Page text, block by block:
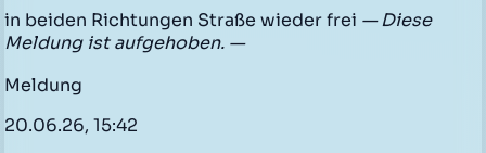
in beiden Richtungen Straße wieder frei — Diese
Meldung ist aufgehoben. —
Meldung
20.06.26, 15:42